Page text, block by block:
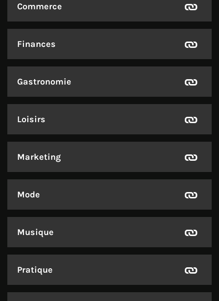
Commerce
Finances
Gastronomie
Loisirs
Marketing
Mode
Musique
Pratique